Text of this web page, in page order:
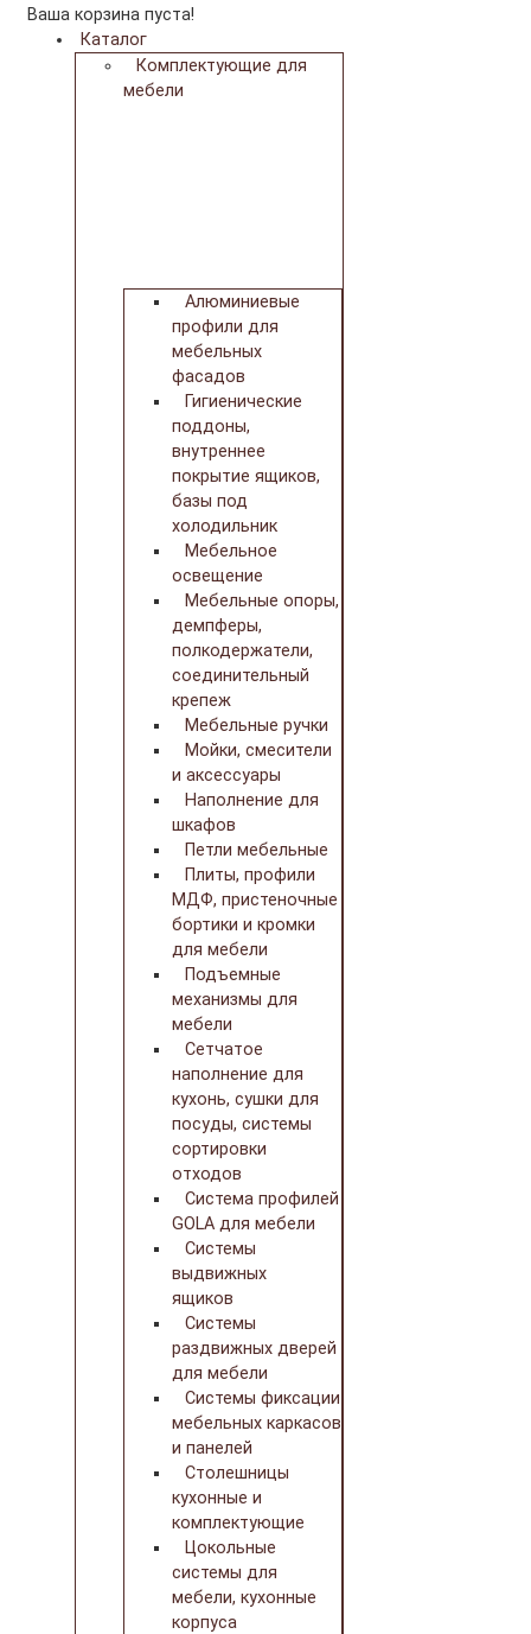
Ваша корзина пуста!
Каталог
Комплектующие для
мебели
Алюминиевые
профили для
мебельных
фасадов
Гигиенические
поддоны,
внутреннее
покрытие ящиков,
базы под
холодильник
Мебельное
освещение
Мебельные опоры,
демпферы,
полкодержатели,
соединительный
крепеж
Мебельные ручки
Мойки, смесители
и аксессуары
Наполнение для
шкафов
Петли мебельные
Плиты, профили
МДФ, пристеночные
бортики и кромки
для мебели
Подъемные
механизмы для
мебели
Сетчатое
наполнение для
кухонь, сушки для
посуды, системы
сортировки
отходов
Система профилей
GOLA для мебели
Системы
выдвижных
ящиков
Системы
раздвижных дверей
для мебели
Системы фиксации
мебельных каркасов
и панелей
Столешницы
кухонные и
комплектующие
Цокольные
системы для
мебели, кухонные
корпуса